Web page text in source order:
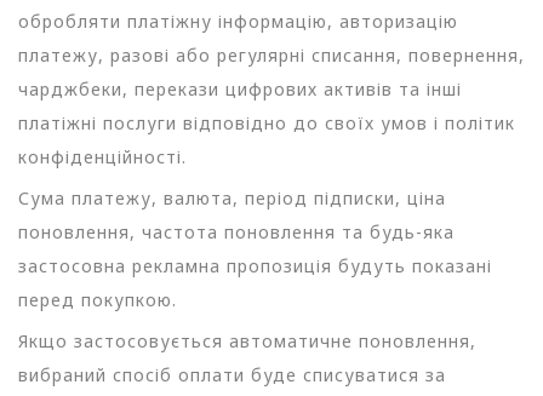
обробляти платіжну інформацію, авторизацію
платежу, разові або регулярні списання, повернення,
чарджбеки, перекази цифрових активів та інші
платіжні послуги відповідно до своїх умов і політик
конфіденційності.
Сума платежу, валюта, період підписки, ціна
поновлення, частота поновлення та будь-яка
застосовна рекламна пропозиція будуть показані
перед покупкою.
Якщо застосовується автоматичне поновлення,
вибраний спосіб оплати буде списуватися за